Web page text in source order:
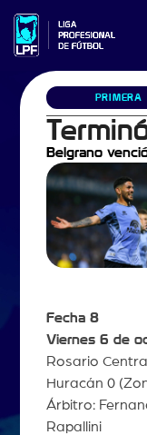
PRIMERA
Belgrano
Fecha 8
Viernes 6 de
Rosario
Huracán 0
Árbitro:
Rapallini